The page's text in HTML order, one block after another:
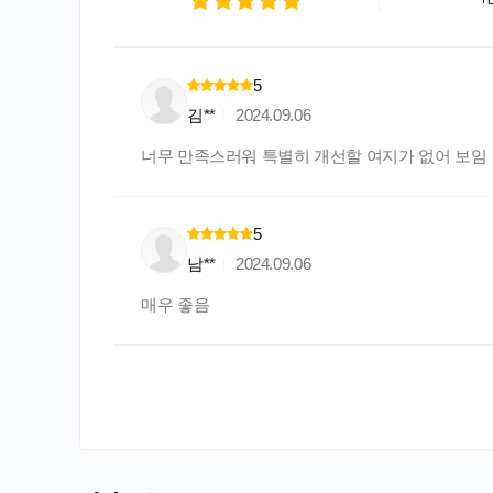
5
김**
2024.09.06
너무 만족스러워 특별히 개선할 여지가 없어 보임
5
남**
2024.09.06
매우 좋음